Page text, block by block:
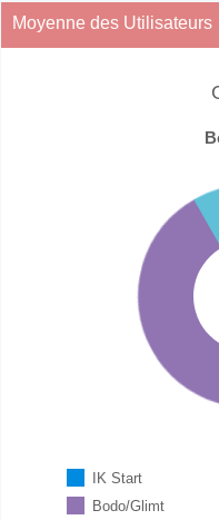
Moyenne des Utilisateurs
IK Start
Bodo/Glimt